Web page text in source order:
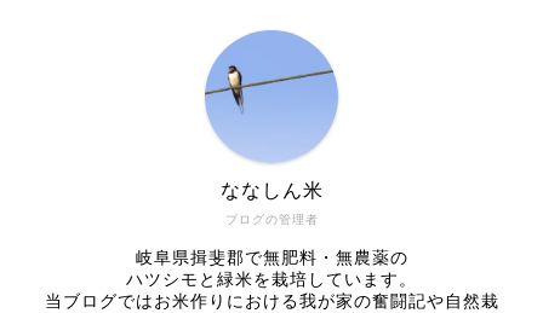
ブログの管理者
ななしん米
岐阜県揖斐郡で無肥料・無農薬の
ハツシモと緑米を栽培しています。
当ブログではお米作りにおける我が家の奮闘記や自然栽